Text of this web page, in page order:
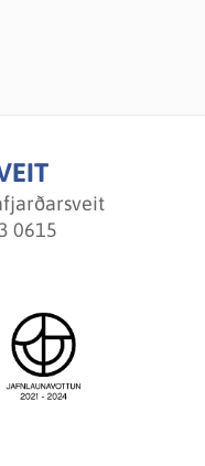
0615